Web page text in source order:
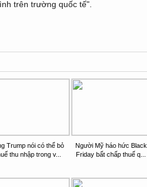
trên trường quốc tế".
Trump nói có thể bỏ
thu nhập trong v...
Người Mỹ háo hức Black
Friday bất chấp thuế q...